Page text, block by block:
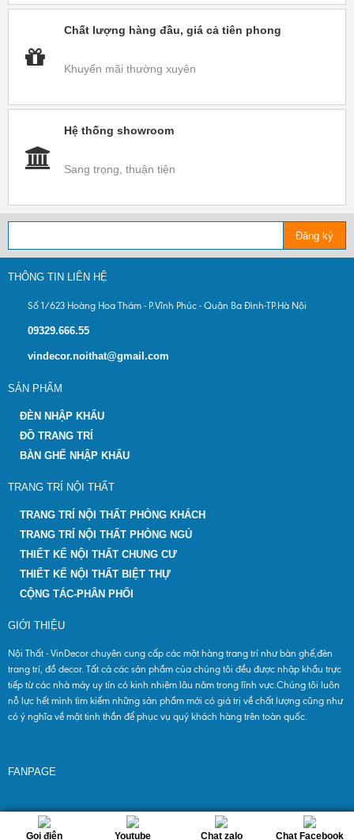
Chất lượng hàng đầu, giá cả tiên phong
Khuyến mãi thường xuyên
Hệ thống showroom
Sang trọng, thuận tiện
Đăng ký
THÔNG TIN LIÊN HỆ
Số 1/623 Hoàng Hoa Thám - P.Vĩnh Phúc - Quận Ba Đình-TP.Hà Nội
09329.666.55
vindecor.noithat@gmail.com
SẢN PHẨM
ĐÈN NHẬP KHẨU
ĐỒ TRANG TRÍ
BÀN GHẾ NHẬP KHẨU
TRANG TRÍ NỘI THẤT
TRANG TRÍ NỘI THẤT PHÒNG KHÁCH
TRANG TRÍ NỘI THẤT PHÒNG NGỦ
THIẾT KẾ NỘI THẤT CHUNG CƯ
THIẾT KẾ NỘI THẤT BIỆT THỰ
CỘNG TÁC-PHÂN PHỐI
GIỚI THIỆU
Nội Thất - VinDecor chuyên cung cấp các mặt hàng trang trí như bàn ghế,đèn
trang trí, đồ decor. Tất cả các sản phẩm của chúng tôi đều được nhập khẩu trực
tiếp từ các nhà máy uy tín có kinh nhiệm lâu năm trong lĩnh vực.Chúng tôi luôn
nỗ lực hết mình tìm kiếm những sản phẩm mới có giá trị về chất lượng cũng như
có ý nghĩa về mặt tinh thần để phục vụ quý khách hàng trên toàn quốc.
FANPAGE
. All rights reserved | Design byHTVietNam
Gọi điện Youtube Chat zalo Chat Facebook